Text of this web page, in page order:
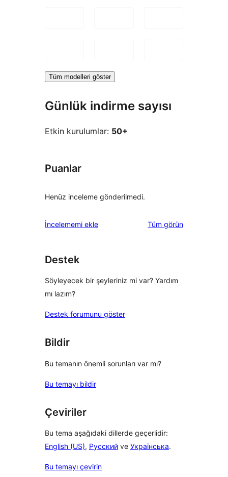
Tüm modelleri göster
Günlük indirme sayısı
Etkin kurulumlar: 50+
Puanlar
Henüz inceleme gönderilmedi.
İncelememi ekle Tüm değerlendirmeleri
görün
Destek
Söyleyecek bir şeyleriniz mi var? Yardım
mı lazım?
Destek forumunu göster
Bildir
Bu temanın önemli sorunları var mı?
Bu temayı bildir
Çeviriler
Bu tema aşağıdaki dillerde geçerlidir:
English (US), Русский ve Українська.
Bu temayı çevirin